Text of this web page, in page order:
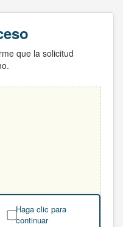
que la solicitud
Haga clic para
continuar